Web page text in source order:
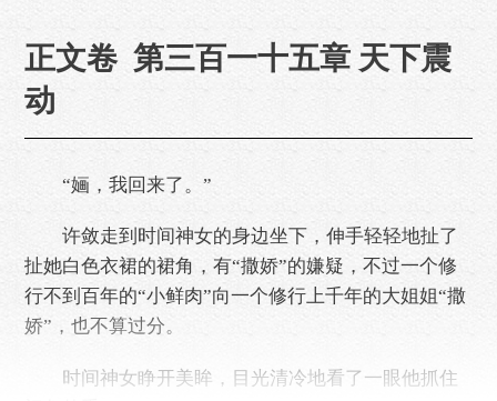
正文卷 第三百一十五章 天下震
动
“婳，我回来了。”
许敛走到时间神女的身边坐下，伸手轻轻地扯了
扯她白色衣裙的裙角，有“撒娇”的嫌疑，不过一个修
行不到百年的“小鲜肉”向一个修行上千年的大姐姐“撒
娇”，也不算过分。
时间神女睁开美眸，目光清冷地看了一眼他抓住